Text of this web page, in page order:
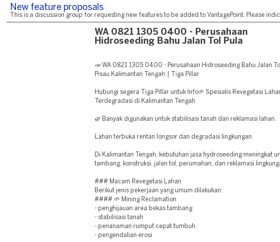
New feature proposals
This is a discussion group for requesting new features to be added to VantagePoint. Please
WA 0821 1305 0400 - Perusahaan
Hidroseeding Bahu Jalan Tol Pula
📣 WA 0821 1305 0400 - Perusahaan Hidroseeding Bahu Jalan
Pisau Kalimantan Tengah | Tiga Pillar
Hubungi segera Tiga Pillar untuk Info🌱 Spesialis Revegetasi
Terdegradasi di Kalimantan Tengah
🌿 Banyak digunakan untuk stabilisasi tanah dan reklamasi lahan.
Lahan terbuka rentan longsor dan degradasi lingkungan.
Di Kalimantan Tengah, kebutuhan jasa hydroseeding meningkat
tambang, konstruksi, jalan tol, perumahan, dan reklamasi
### Macam Revegetasi Lahan
Berikut jenis pekerjaan yang umum dilakukan:
#### 🌱 Mining Reclamation
- penghijauan area bekas tambang
- stabilisasi tanah
- penanaman rumput cepat tumbuh
- pengendalian erosi